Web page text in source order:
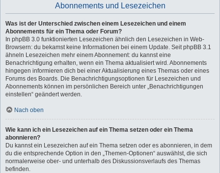
Abonnements und Lesezeichen
Was ist der Unterschied zwischen einem Lesezeichen und einem
Abonnements für ein Thema oder Forum?
In phpBB 3.0 funktionierten Lesezeichen ähnlich den Lesezeichen in Web-
Browsern: du bekamst keine Informationen bei einem Update. Seit phpBB 3.1
ähneln Lesezeichen mehr einem Abonnement: du kannst eine
Benachrichtigung erhalten, wenn ein Thema aktualisiert wird. Abonnements
hingegen informieren dich bei einer Aktualisierung eines Themas oder eines
Forums des Boards. Die Benachrichtigungsoptionen für Lesezeichen und
Abonnements können im persönlichen Bereich unter „Benachrichtigungen
einstellen“ geändert werden.
Nach oben
Wie kann ich ein Lesezeichen auf ein Thema setzen oder ein Thema
abonnieren?
Du kannst ein Lesezeichen auf ein Thema setzen oder es abonnieren, in dem
du die entsprechende Option in den „Themen-Optionen“ auswählst, die sich
normalerweise ober- und unterhalb des Diskussionsverlaufs des Themas
befinden.